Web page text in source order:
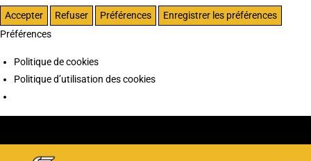
Accepter Refuser Préférences
Enregistrer les préférences
Préférences
Politique de cookies
Politique d’utilisation des cookies